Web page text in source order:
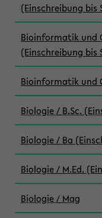
(Einschreibung bis
Bioinformatik und
(Einschreibung bis
Bioinformatik und
Biologie / B.Sc.
Biologie / Ba
Biologie / M.Ed.
Biologie / Mag